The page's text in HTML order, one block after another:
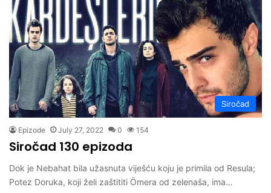
Siročad
Epizode July 27, 2022 0 154
Siročad 130 epizoda
Dok je Nebahat bila užasnuta viješću koju je primila od Resula;
Potez Doruka, koji želi zaštititi Ömera od zelenaša, ima…